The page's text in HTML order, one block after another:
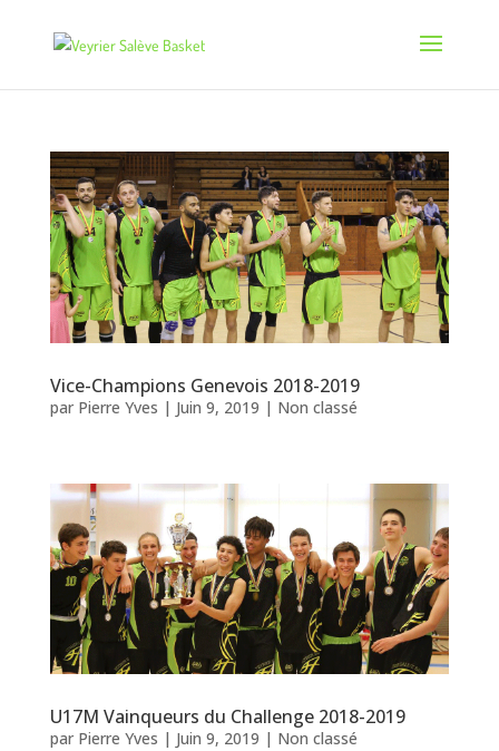
Vice-Champions Genevois 2018-2019
par Pierre Yves | Juin 9, 2019 | Non classé
U17M Vainqueurs du Challenge 2018-2019
par Pierre Yves | Juin 9, 2019 | Non classé